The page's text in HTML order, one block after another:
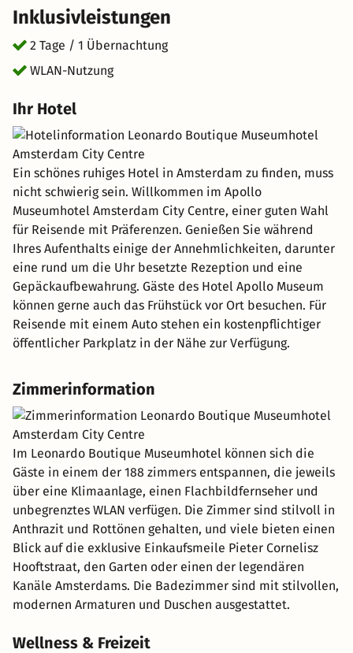
Inklusivleistungen
2 Tage / 1 Übernachtung
WLAN-Nutzung
Ihr Hotel
Ein schönes ruhiges Hotel in Amsterdam zu finden, muss
nicht schwierig sein. Willkommen im Apollo
Museumhotel Amsterdam City Centre, einer guten Wahl
für Reisende mit Präferenzen. Genießen Sie während
Ihres Aufenthalts einige der Annehmlichkeiten, darunter
eine rund um die Uhr besetzte Rezeption und eine
Gepäckaufbewahrung. Gäste des Hotel Apollo Museum
können gerne auch das Frühstück vor Ort besuchen. Für
Reisende mit einem Auto stehen ein kostenpflichtiger
öffentlicher Parkplatz in der Nähe zur Verfügung.
Zimmerinformation
Im Leonardo Boutique Museumhotel können sich die
Gäste in einem der 188 zimmers entspannen, die jeweils
über eine Klimaanlage, einen Flachbildfernseher und
unbegrenztes WLAN verfügen. Die Zimmer sind stilvoll in
Anthrazit und Rottönen gehalten, und viele bieten einen
Blick auf die exklusive Einkaufsmeile Pieter Cornelisz
Hooftstraat, den Garten oder einen der legendären
Kanäle Amsterdams. Die Badezimmer sind mit stilvollen,
modernen Armaturen und Duschen ausgestattet.
Wellness & Freizeit